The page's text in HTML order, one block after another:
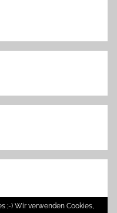
;-) Wir verwenden Cookies,